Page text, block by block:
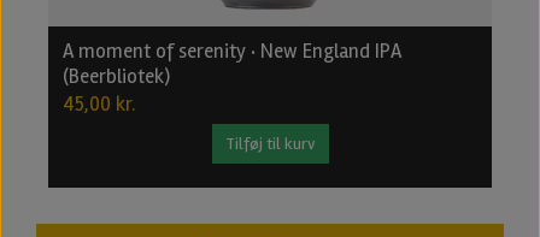
A moment of serenity · New England IPA
(Beerbliotek)
45,00 kr.
Tilføj til kurv